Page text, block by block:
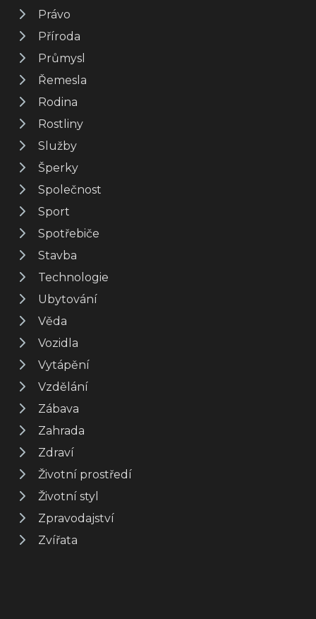
Právo
Příroda
Průmysl
Řemesla
Rodina
Rostliny
Služby
Šperky
Společnost
Sport
Spotřebiče
Stavba
Technologie
Ubytování
Věda
Vozidla
Vytápění
Vzdělání
Zábava
Zahrada
Zdraví
Životní prostředí
Životní styl
Zpravodajství
Zvířata